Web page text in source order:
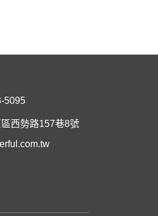
5095
西勢路157巷8號